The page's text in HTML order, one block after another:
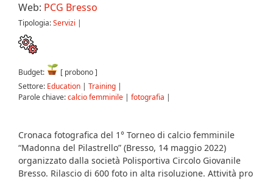
Web: PCG Bresso
Tipologia:Servizi |
Budget:
[ probono ]
Settore: Education | Training |
Parole chiave:calcio femminile | fotografia |
Cronaca fotografica del 1° Torneo di calcio femminile
“Madonna del Pilastrello” (Bresso, 14 maggio 2022)
organizzato dalla società Polisportiva Circolo Giovanile
Bresso. Rilascio di 600 foto in alta risoluzione. Attività pro